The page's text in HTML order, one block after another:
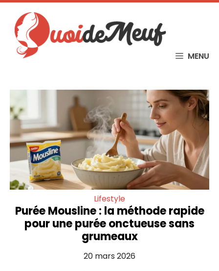
Skip
content
MENU
Lifestyle
Purée Mousline : la méthode rapide
pour une purée onctueuse sans
grumeaux
20 mars 2026